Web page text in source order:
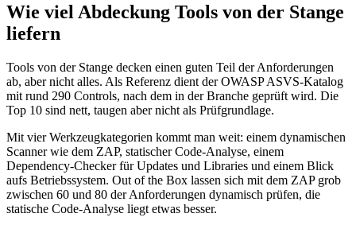
Wie viel Abdeckung Tools von der Stange
liefern
Tools von der Stange decken einen guten Teil der Anforderungen
ab, aber nicht alles. Als Referenz dient der OWASP ASVS-Katalog
mit rund 290 Controls, nach dem in der Branche geprüft wird. Die
Top 10 sind nett, taugen aber nicht als Prüfgrundlage.
Mit vier Werkzeugkategorien kommt man weit: einem dynamischen
Scanner wie dem ZAP, statischer Code-Analyse, einem
Dependency-Checker für Updates und Libraries und einem Blick
aufs Betriebssystem. Out of the Box lassen sich mit dem ZAP grob
zwischen 60 und 80 der Anforderungen dynamisch prüfen, die
statische Code-Analyse liegt etwas besser.